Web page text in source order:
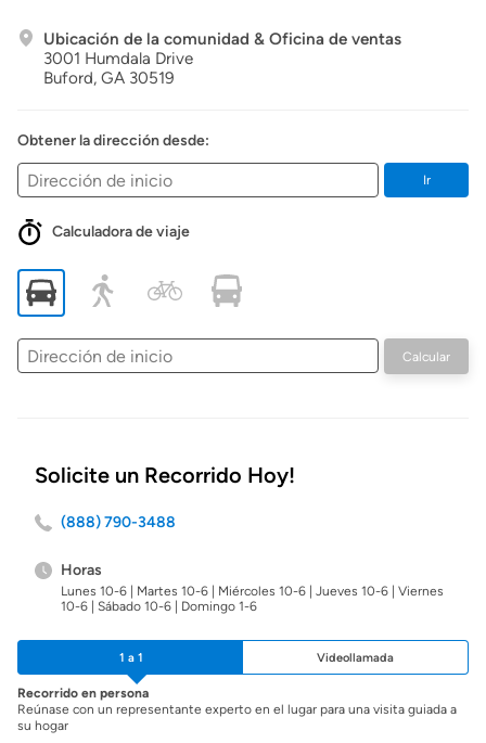
Ubicación de la comunidad & Oficina de ventas
3001 Humdala Drive
Buford, GA 30519
Obtener la dirección desde:
Ir
Calculadora de viaje
Dirección
de
Calcular
Solicite un Recorrido Hoy!
(888) 790-3488
Horas
Lunes 10-6 | Martes 10-6 | Miércoles 10-6 | Jueves 10-6 | Viernes
10-6 | Sábado 10-6 | Domingo 1-6
1 a 1 Videollamada
Recorrido en persona
Reúnase con un representante experto en el lugar para una visita guiada a
su hogar